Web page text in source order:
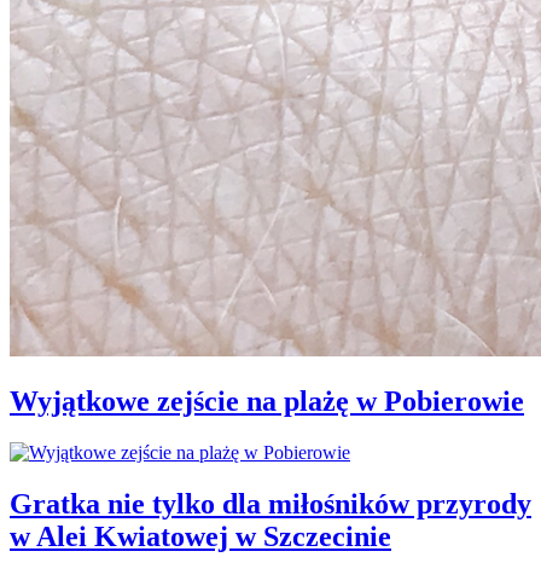
Wyjątkowe zejście na plażę w Pobierowie
Gratka nie tylko dla miłośników przyrody
w Alei Kwiatowej w Szczecinie